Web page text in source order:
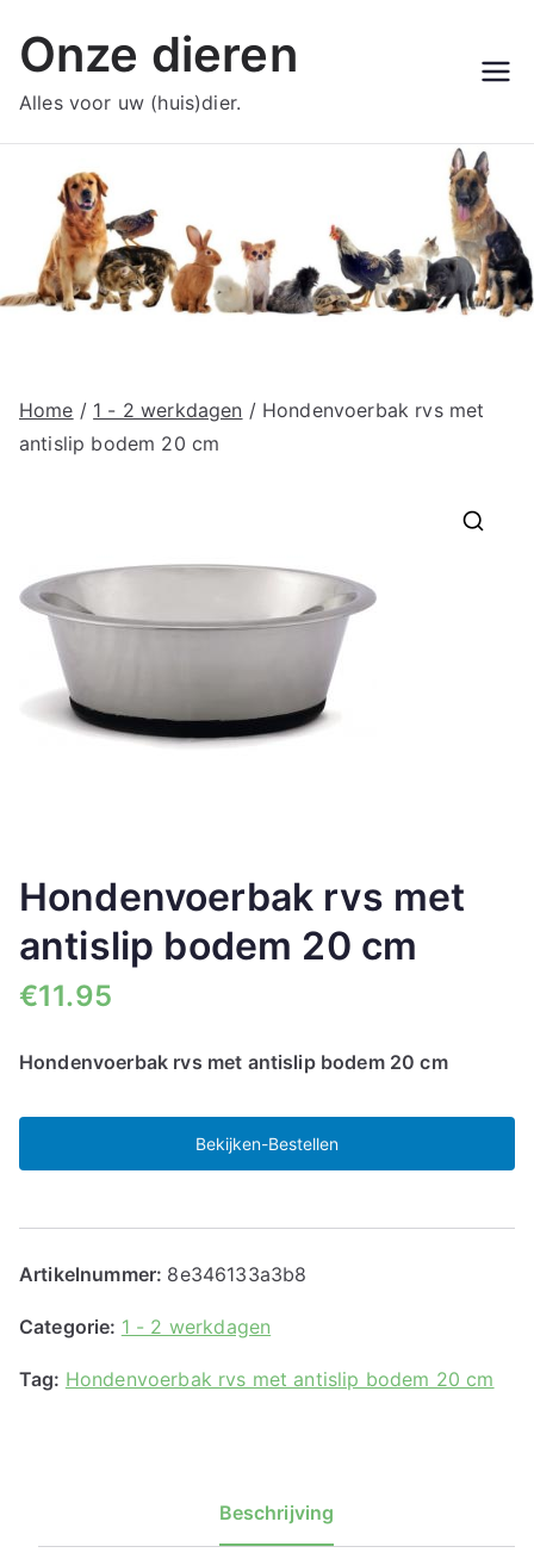
naar
inhoud
Onze dieren
Alles voor uw (huis)dier.
Home / 1 - 2 werkdagen / Hondenvoerbak rvs met
antislip bodem 20 cm
Hondenvoerbak rvs met
antislip bodem 20 cm
€11.95
Hondenvoerbak rvs met antislip bodem 20 cm
Bekijken-Bestellen
Artikelnummer: 8e346133a3b8
Categorie: 1 - 2 werkdagen
Tag: Hondenvoerbak rvs met antislip bodem 20 cm
Beschrijving